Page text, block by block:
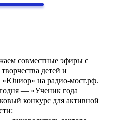
совместные эфиры с
детей и
на радио-мост.рф.
— «Ученик года
конкурс для активной